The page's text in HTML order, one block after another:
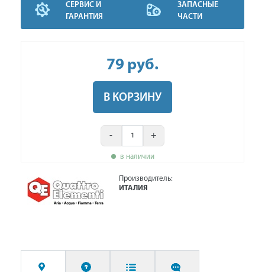
СЕРВИС И
ГАРАНТИЯ
ЗАПАСНЫЕ
ЧАСТИ
79 руб.
В КОРЗИНУ
- +
в наличии
Производитель:
ИТАЛИЯ